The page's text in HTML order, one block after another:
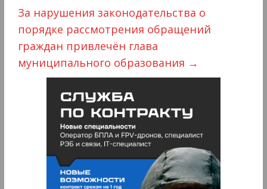
За нарушения законодательства о
порядке рассмотрения обращений
граждан привлечён глава
муниципального образования →